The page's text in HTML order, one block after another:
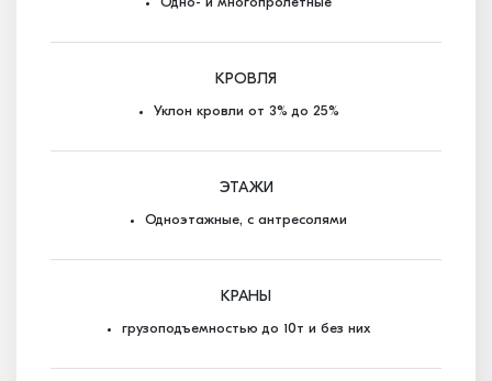
КРОВЛЯ
Уклон кровли от 3% до 25%
ЭТАЖИ
Одноэтажные, с антресолями
КРАНЫ
грузоподъемностью до 10т и без них